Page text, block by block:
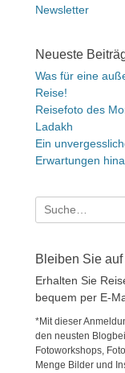
Newsletter
Neueste
Was für eine
Reise!
Reisefoto des
Ladakh
Ein
Erwartungen
Suche
nach:
Bleiben Sie
Erhalten Sie
bequem per E-
*Mit dieser
den neusten
Fotoworkshops,
Menge Bilder und